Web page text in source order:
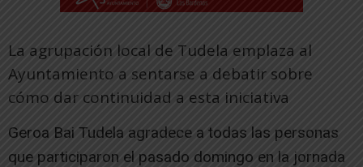
La agrupación local de Tudela emplaza al
Ayuntamiento a sentarse a debatir sobre
cómo dar continuidad a esta iniciativa
Geroa Bai Tudela agradece a todas las personas
que participaron el pasado domingo en la jornada